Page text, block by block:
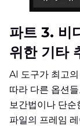
파트 3. 비
위한 기타
AI 도구가 최고
따라 다른 옵션
보간법이나 단
파일의 프레임